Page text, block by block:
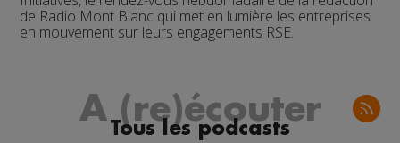
de Radio Mont Blanc qui met en lumière les entreprises
en mouvement sur leurs engagements RSE.
A (re)écouter
Tous les podcasts